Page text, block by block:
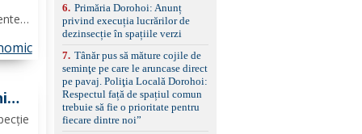
6. Primăria Dorohoi: Anunț
privind execuția lucrărilor de
dezinsecție în spațiile verzi
7. Tânăr pus să măture cojile de
seminţe pe care le aruncase direct
pe pavaj. Poliţia Locală Dorohoi:
Respectul față de spațiul comun
trebuie să fie o prioritate pentru
fiecare dintre noi”